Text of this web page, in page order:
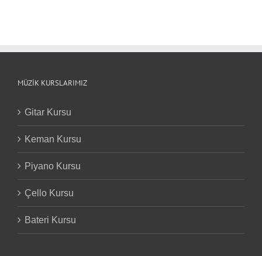
MÜZIK KURSLARIMIZ
Gitar Kursu
Keman Kursu
Piyano Kursu
Çello Kursu
Bateri Kursu